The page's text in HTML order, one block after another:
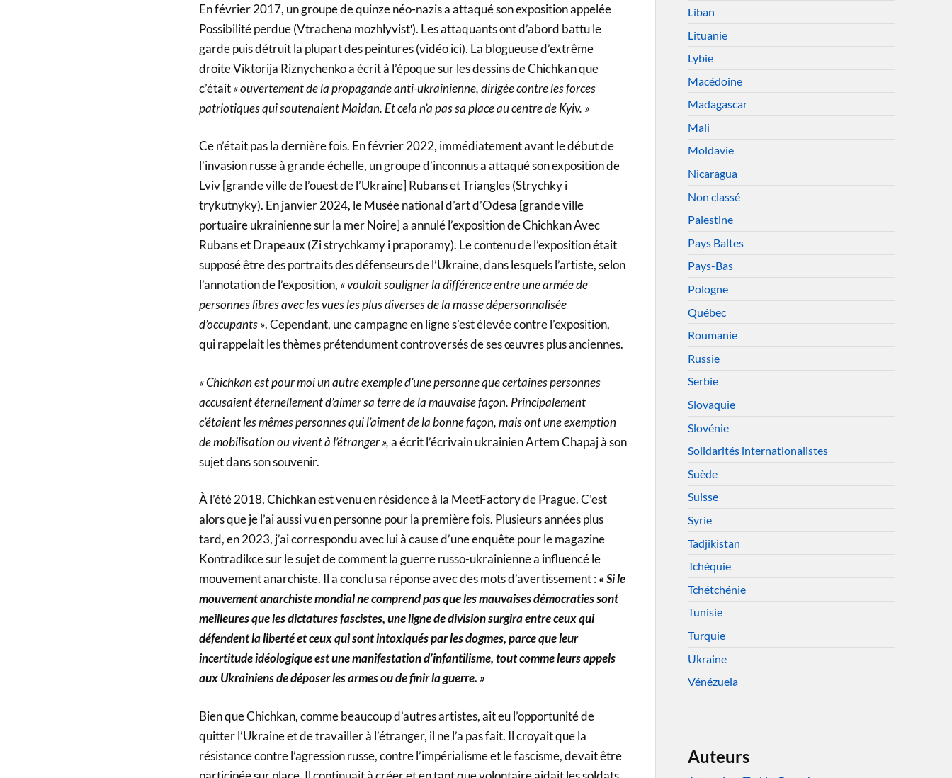
En février 2017, un groupe de quinze néo-nazis a attaqué son exposition appelée
Possibilité perdue (Vtrachena mozhlyvistʹ). Les attaquants ont d’abord battu le
garde puis détruit la plupart des peintures (vidéo ici). La blogueuse d’extrême
droite Viktorija Riznychenko a écrit à l’époque sur les dessins de Chichkan que
c’était« ouvertement de la propagande anti-ukrainienne, dirigée contre les forces
patriotiques qui soutenaient Maidan. Et cela n’a pas sa place au centre de Kyiv. »
Ce n’était pas la dernière fois. En février 2022, immédiatement avant le début de
l’invasion russe à grande échelle, un groupe d’inconnus a attaqué son exposition de
Lviv [grande ville de l’ouest de l’Ukraine] Rubans et Triangles (Strychky i
trykutnyky). En janvier 2024, le Musée national d’art d’Odesa [grande ville
portuaire ukrainienne sur la mer Noire] a annulé l’exposition de Chichkan Avec
Rubans et Drapeaux (Zi strychkamy i praporamy). Le contenu de l’exposition était
supposé être des portraits des défenseurs de l’Ukraine, dans lesquels l’artiste, selon
l’annotation de l’exposition, « voulait souligner la différence entre une armée de
personnes libres avec les vues les plus diverses de la masse dépersonnalisée
d’occupants ». Cependant, une campagne en ligne s’est élevée contre l’exposition,
qui rappelait les thèmes prétendument controversés de ses œuvres plus anciennes.
« Chichkan est pour moi un autre exemple d’une personne que certaines personnes
accusaient éternellement d’aimer sa terre de la mauvaise façon. Principalement
c’étaient les mêmes personnes qui l’aiment de la bonne façon, mais ont une exemption
de mobilisation ou vivent à l’étranger »,a écrit l’écrivain ukrainien Artem Chapaj à son
sujet dans son souvenir.
À l’été 2018, Chichkan est venu en résidence à la MeetFactory de Prague. C’est
alors que je l’ai aussi vu en personne pour la première fois. Plusieurs années plus
tard, en 2023, j’ai correspondu avec lui à cause d’une enquête pour le magazine
Kontradikce sur le sujet de comment la guerre russo-ukrainienne a influencé le
mouvement anarchiste. Il a conclu sa réponse avec des mots d’avertissement :« Si le
mouvement anarchiste mondial ne comprend pas que les mauvaises démocraties sont
meilleures que les dictatures fascistes, une ligne de division surgira entre ceux qui
défendent la liberté et ceux qui sont intoxiqués par les dogmes, parce que leur
incertitude idéologique est une manifestation d’infantilisme, tout comme leurs appels
aux Ukrainiens de déposer les armes ou de finir la guerre. »
Bien que Chichkan, comme beaucoup d’autres artistes, ait eu l’opportunité de
quitter l’Ukraine et de travailler à l’étranger, il ne l’a pas fait. Il croyait que la
résistance contre l’agression russe, contre l’impérialisme et le fascisme, devait être
Liban
Lituanie
Lybie
Macédoine
Madagascar
Mali
Moldavie
Nicaragua
Non classé
Palestine
Pays Baltes
Pays-Bas
Pologne
Québec
Roumanie
Russie
Serbie
Slovaquie
Slovénie
Solidarités internationalistes
Suède
Suisse
Syrie
Tadjikistan
Tchéquie
Tchétchénie
Tunisie
Turquie
Ukraine
Vénézuela
Auteurs